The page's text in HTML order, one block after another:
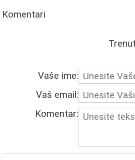
Komentari
Vaše ime:
Vaš email:
Komentar: